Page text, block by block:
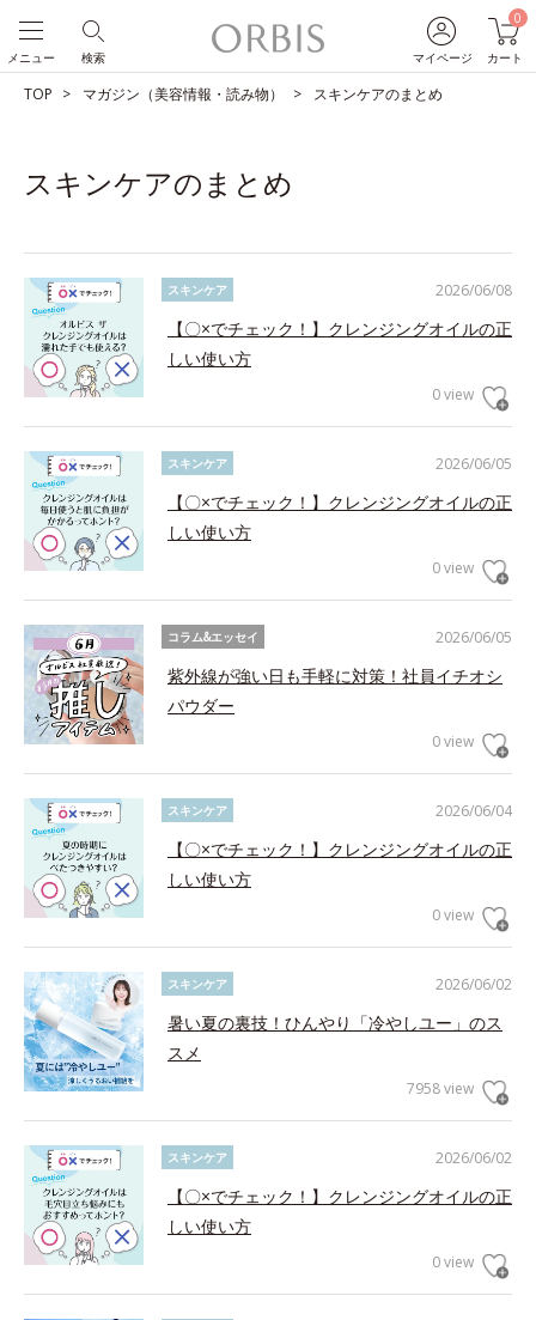
マイページ
0
カート
検索
メニュー
TOP マガジン（美容情報・読み物） スキンケアのまとめ
スキンケアのまとめ
2026/06/08
スキンケア
【〇×でチェック！】クレンジングオイルの正
しい使い方
0 view
2026/06/05
スキンケア
【〇×でチェック！】クレンジングオイルの正
しい使い方
0 view
2026/06/05
コラム&エッセイ
紫外線が強い日も手軽に対策！社員イチオシ
パウダー
0 view
2026/06/04
スキンケア
【〇×でチェック！】クレンジングオイルの正
しい使い方
0 view
2026/06/02
スキンケア
暑い夏の裏技！ひんやり「冷やしユー」のス
スメ
7958 view
2026/06/02
スキンケア
【〇×でチェック！】クレンジングオイルの正
しい使い方
0 view